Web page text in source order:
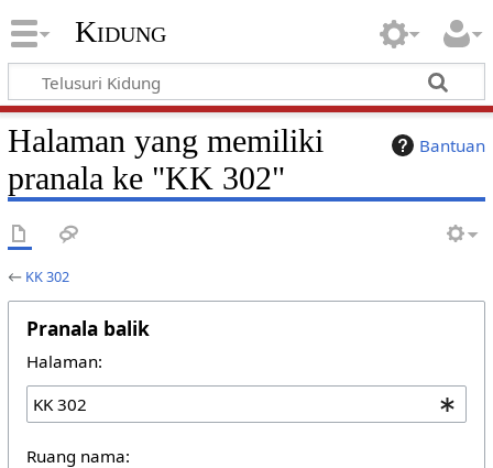
Kidung
Bantuan
Halaman yang memiliki
pranala ke "KK 302"
← KK 302
Pranala balik
Halaman:
Ruang nama: